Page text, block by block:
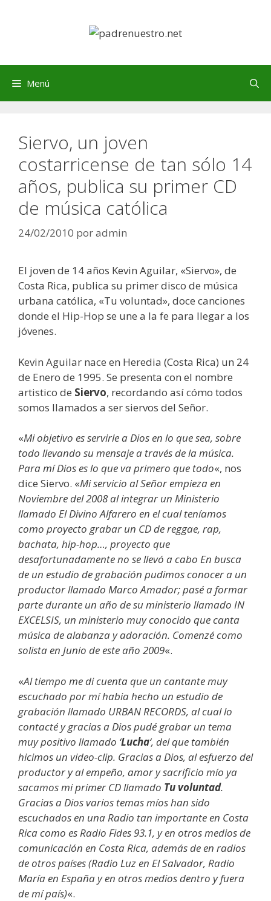
Menú
Siervo, un joven
costarricense de tan sólo 14
años, publica su primer CD
de música católica
24/02/2010 poradmin
El joven de 14 años Kevin Aguilar, «Siervo», de
Costa Rica, publica su primer disco de música
urbana católica, «Tu voluntad», doce canciones
donde el Hip-Hop se une a la fe para llegar a los
jóvenes.
Kevin Aguilar nace en Heredia (Costa Rica) un 24
de Enero de 1995. Se presenta con el nombre
artistico de Siervo, recordando así cómo todos
somos llamados a ser siervos del Señor.
«Mi objetivo es servirle a Dios en lo que sea, sobre
todo llevando su mensaje a través de la música.
Para mí Dios es lo que va primero que todo«, nos
dice Siervo. «Mi servicio al Señor empieza en
Noviembre del 2008 al integrar un Ministerio
llamado El Divino Alfarero en el cual teníamos
como proyecto grabar un CD de reggae, rap,
bachata, hip-hop…, proyecto que
desafortunadamente no se llevó a cabo En busca
de un estudio de grabación pudimos conocer a un
productor llamado Marco Amador; pasé a formar
parte durante un año de su ministerio llamado IN
EXCELSIS, un ministerio muy conocido que canta
música de alabanza y adoración. Comenzé como
solista en Junio de este año 2009«.
«Al tiempo me di cuenta que un cantante muy
escuchado por mí habia hecho un estudio de
grabación llamado URBAN RECORDS, al cual lo
contacté y gracias a Dios pudé grabar un tema
muy positivo llamado ‘Lucha‘, del que también
hicimos un video-clip. Gracias a Dios, al esfuerzo del
productor y al empeño, amor y sacrificio mío ya
sacamos mi primer CD llamado Tu voluntad.
Gracias a Dios varios temas míos han sido
escuchados en una Radio tan importante en Costa
Rica como es Radio Fides 93.1, y en otros medios de
comunicación en Costa Rica, además de en radios
de otros países (Radio Luz en El Salvador, Radio
María en España y en otros medios dentro y fuera
de mí país)«.